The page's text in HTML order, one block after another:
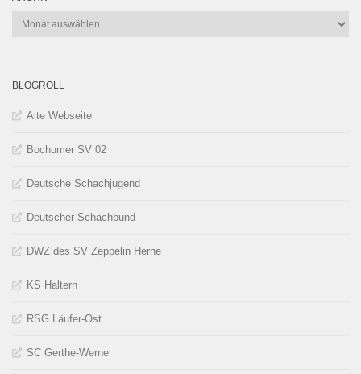
Archiv
BLOGROLL
Alte Webseite
Bochumer SV 02
Deutsche Schachjugend
Deutscher Schachbund
DWZ des SV Zeppelin Herne
KS Haltern
RSG Läufer-Ost
SC Gerthe-Werne